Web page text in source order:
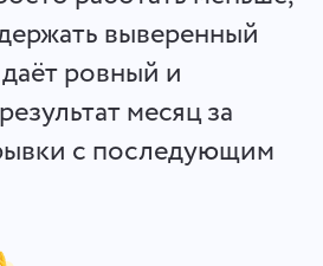
中文 (中国)
Kiswahili
Português
выверенный
ровный и
месяц за
с последующим
на Канбан-доске, фильтруйте задачи
о проекте (статусы/теги) и
одном месте